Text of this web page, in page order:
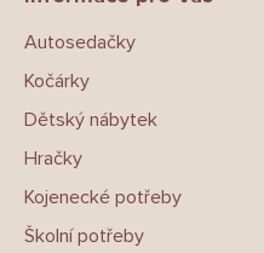
Autosedačky
Kočárky
Dětský nábytek
Hračky
Kojenecké potřeby
Školní potřeby